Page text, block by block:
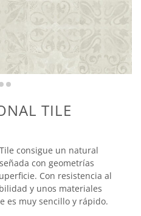
TILE
consigue un natural
con geometrías
Con resistencia al
y unos materiales
es muy sencillo y rápido.